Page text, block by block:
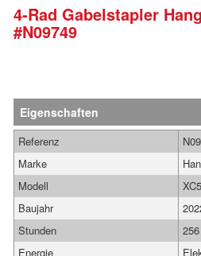
4-Rad Gabelstapler
#N09749
Eigenschaften
Referenz
Marke
Modell
Baujahr
Stunden
Energie